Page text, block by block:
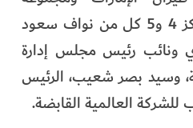
الإمارات. يتبعهم في المركز 4 و5 كل من نواف سعود
ونائب رئيس مجلس إدارة
وسيد بصر شعيب، الرئيس
للشركة العالمية القابضة.